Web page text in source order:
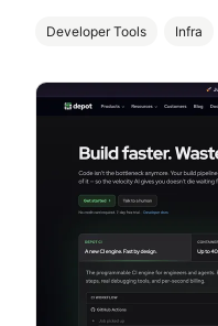
Developer Tools Infra